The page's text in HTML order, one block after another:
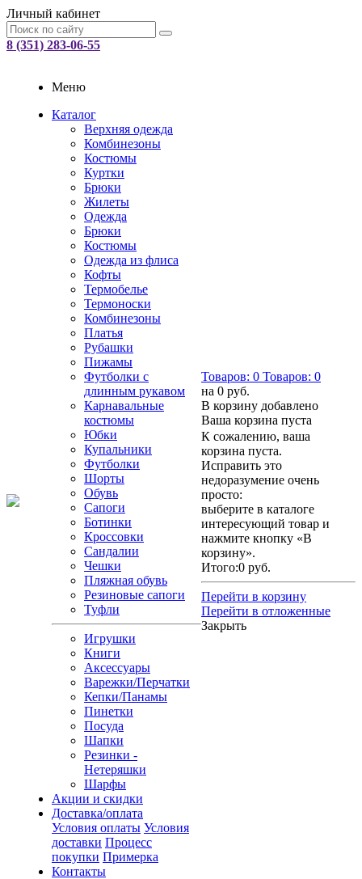
Личный кабинет
8 (351) 283-06-55
Меню
Каталог
Верхняя одежда
Комбинезоны
Костюмы
Куртки
Брюки
Жилеты
Одежда
Брюки
Костюмы
Одежда из флиса
Кофты
Термобелье
Термоноски
Комбинезоны
Платья
Рубашки
Пижамы
Футболки с
длинным рукавом
Карнавальные
костюмы
Юбки
Купальники
Футболки
Шорты
Обувь
Сапоги
Ботинки
Кроссовки
Сандалии
Чешки
Пляжная обувь
Резиновые сапоги
Туфли
Игрушки
Книги
Аксессуары
Варежки/Перчатки
Кепки/Панамы
Пинетки
Посуда
Шапки
Резинки -
Нетеряшки
Шарфы
Акции и скидки
Доставка/оплата
Условия оплаты Условия
доставки Процесс
покупки Примерка
Контакты
Товаров: 0 Товаров: 0
на 0 руб.
В корзину добавлено
Ваша корзина пуста
К сожалению, ваша
корзина пуста.
Исправить это
недоразумение очень
просто:
выберите в каталоге
интересующий товар и
нажмите кнопку «В
корзину».
Итого:0 руб.
Перейти в корзину
Перейти в отложенные
Закрыть